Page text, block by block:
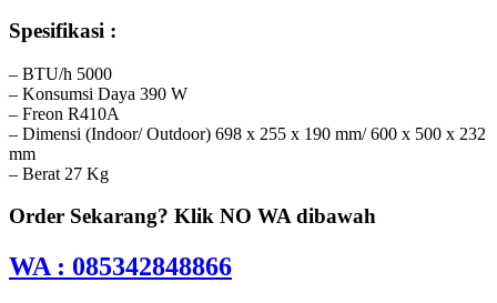
Spesifikasi :
– BTU/h 5000
– Konsumsi Daya 390 W
– Freon R410A
– Dimensi (Indoor/ Outdoor) 698 x 255 x 190 mm/ 600 x 500 x 232
mm
– Berat 27 Kg
Order Sekarang? Klik NO WA dibawah
WA : 085342848866